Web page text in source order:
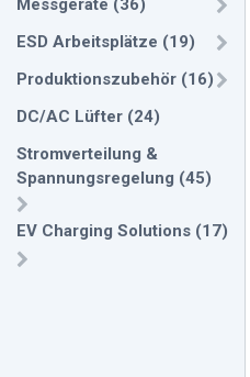
Messgeräte (36)
ESD Arbeitsplätze (19)
Produktionszubehör (16)
DC/AC Lüfter (24)
Stromverteilung &
Spannungsregelung (45)
EV Charging Solutions (17)